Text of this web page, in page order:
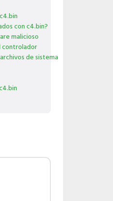
con c4.bin?
malicioso
controlador
de sistema